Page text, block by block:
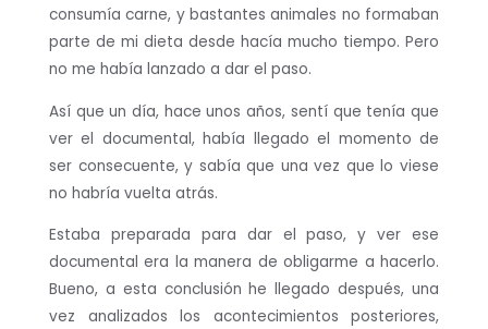
consumía carne, y bastantes animales no formaban
parte de mi dieta desde hacía mucho tiempo. Pero
no me había lanzado a dar el paso.
Así que un día, hace unos años, sentí que tenía que
ver el documental, había llegado el momento de
ser consecuente, y sabía que una vez que lo viese
no habría vuelta atrás.
Estaba preparada para dar el paso, y ver ese
documental era la manera de obligarme a hacerlo.
Bueno, a esta conclusión he llegado después, una
vez analizados los acontecimientos posteriores,